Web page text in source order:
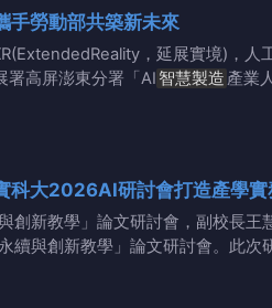
智」造 高科大攜手勞動部共築新未來
，延展實境)，人
署高屏澎東分署「AI 智慧製造 產業
大2026AI研討會打造產學實
新教學」論文研討會，副校長
與創新教學」論文研討會。此次